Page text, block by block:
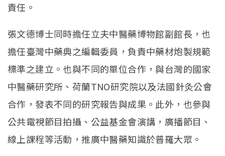
責任。
張文德博士同時擔任立夫中醫藥博物館副館長，也
擔任臺灣中藥典之編輯委員，負責中藥材炮製規範
標準之建立。也與不同的單位合作，與台灣的國家
中醫藥研究所、荷蘭TNO研究院以及法國針灸公會
合作，發表不同的研究報告與成果。此外，也參與
公共電視節目拍攝、公益基金會演講，廣播節目、
線上課程等活動，推廣中醫藥知識於普羅大眾。